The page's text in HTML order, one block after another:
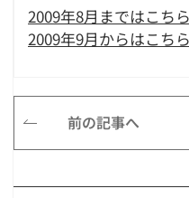
2009年8月まではこちら
2009年9月からはこちら
前の記事へ